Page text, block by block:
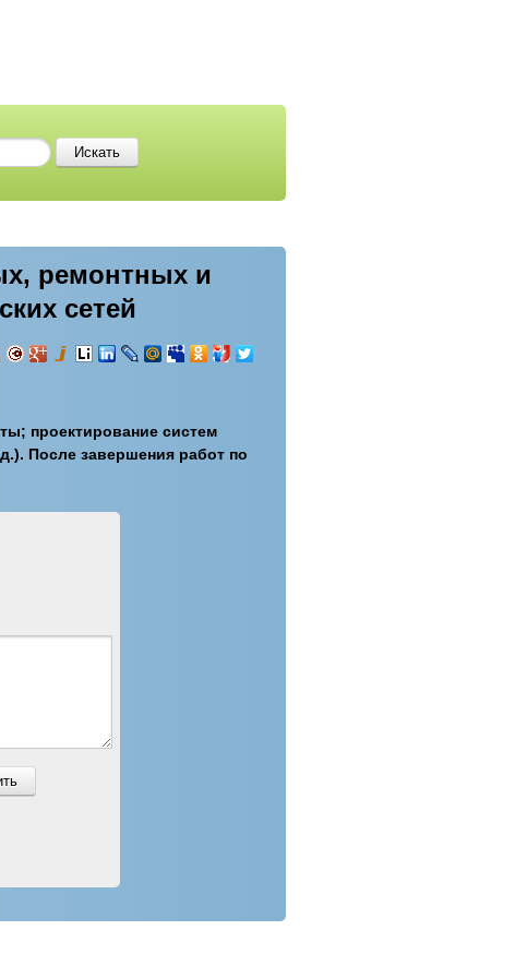
ремонтных и
сетей
проектирование систем
После завершения работ по